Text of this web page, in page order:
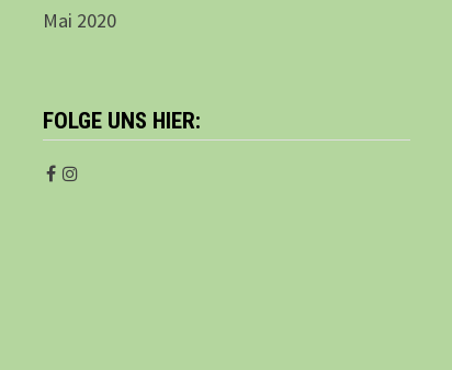
Mai 2020
FOLGE UNS HIER: